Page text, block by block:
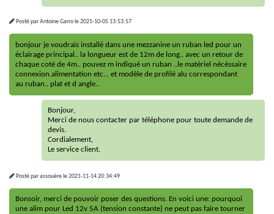
Posté parAntoine Garrole2021-10-05 13:53:57
bonjour je voudrais installé dans une mezzanine un ruban led pour un
éclairage principal.. la longueur est de 12m de long.. avec un retour de
chaque coté de 4m.. pouvez m indiqué un ruban ..le matériel nécéssaire
connexion.alimentation etc... et modèle de profilé alu correspondant
au ruban.. plat et d angle..
Bonjour,
Merci de nous contacter par téléphone pour toute demande de
devis.
Cordialement,
Le service client.
Posté parassouèrele2021-11-14 20:34:49
Bonsoir, merci de pouvoir poser des questions. En voici une: pourquoi
une alim pour Led 12v 5A (tension constante) ne peut pas faire tourner